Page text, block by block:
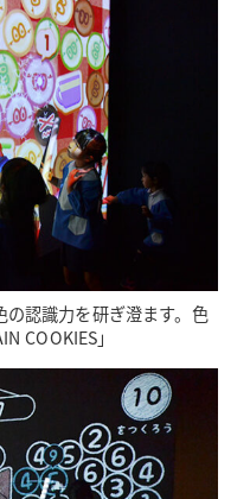
認識力を研ぎ澄ます。色
COOKIES」